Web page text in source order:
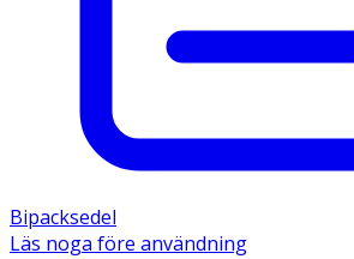
Bipacksedel
Läs noga före användning